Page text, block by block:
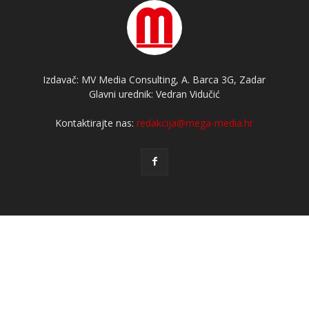
Izdavač: MV Media Consulting, A. Barca 3G, Zadar
Glavni urednik: Vedran Vidučić
Kontaktirajte nas:redakcija@mega-media.hr